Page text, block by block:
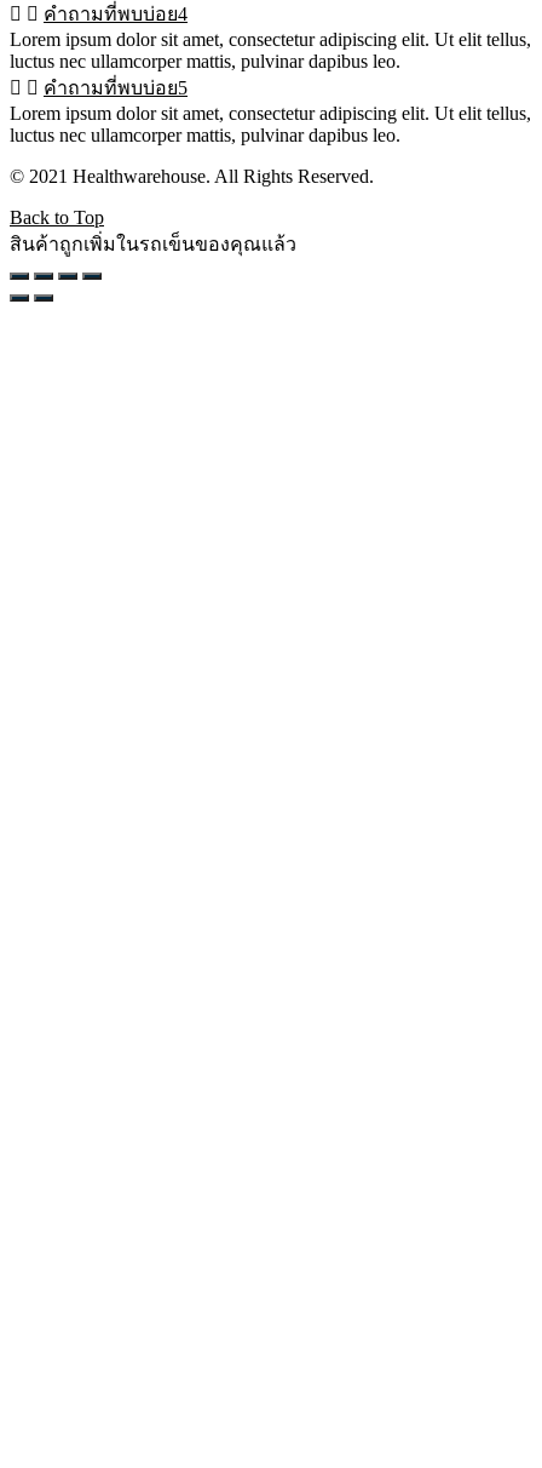
คำถามที่พบบ่อย4
Lorem ipsum dolor sit amet, consectetur adipiscing elit. Ut elit tellus,
luctus nec ullamcorper mattis, pulvinar dapibus leo.
คำถามที่พบบ่อย5
Lorem ipsum dolor sit amet, consectetur adipiscing elit. Ut elit tellus,
luctus nec ullamcorper mattis, pulvinar dapibus leo.
© 2021 Healthwarehouse. All Rights Reserved.
Back to Top
สินค้าถูกเพิ่มในรถเข็นของคุณแล้ว